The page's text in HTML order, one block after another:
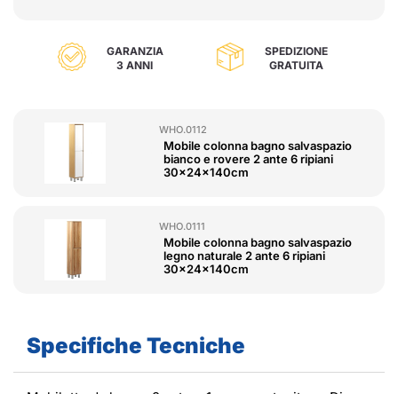
GARANZIA
3 ANNI
SPEDIZIONE
GRATUITA
WHO.0112
Mobile colonna bagno salvaspazio
bianco e rovere 2 ante 6 ripiani
30x24x140cm
WHO.0111
Mobile colonna bagno salvaspazio
legno naturale 2 ante 6 ripiani
30x24x140cm
Specifiche Tecniche